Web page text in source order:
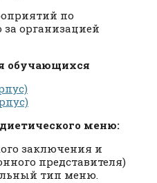
по
организацией
обучающихся
меню:
заключения и
представителя)
тип меню.